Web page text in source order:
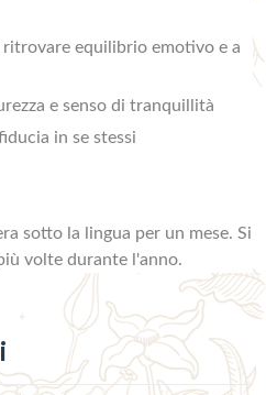
ritrovare equilibrio emotivo e a
e senso di tranquillità
in se stessi
sotto la lingua per un mese. Si
volte durante l'anno.